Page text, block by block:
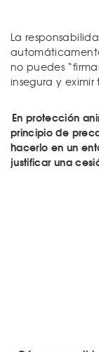
La
no puedes
insegura y
En protección
principio de
hacerlo en un
justificar una